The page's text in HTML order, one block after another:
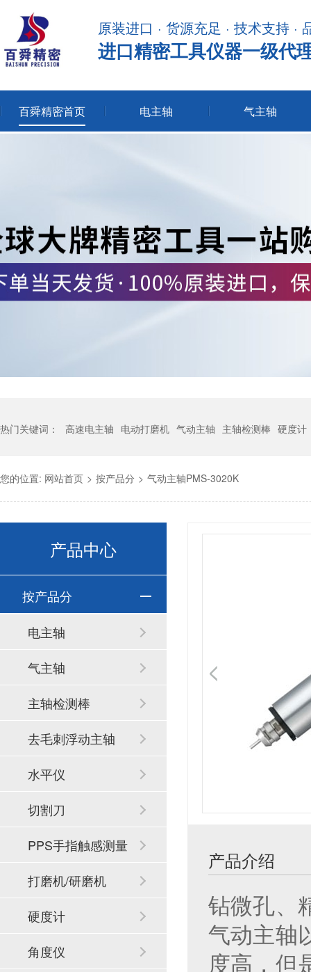
原装进口 · 货源充足 · 技术支持 ·
进口精密工具仪器一级代
百舜精密首页 电主轴 气主轴
热门关键词： 高速电主轴 电动打磨机 气动主轴 主轴检测棒 硬度计
您的位置: 网站首页 > 按产品分 > 气动主轴PMS-3020K
产品介绍
钻微孔、
气动主轴
度高，但
产品中心
按产品分
电主轴
气主轴
主轴检测棒
去毛刺浮动主轴
水平仪
切割刀
PPS手指触感测量
系统
打磨机/研磨机
硬度计
角度仪